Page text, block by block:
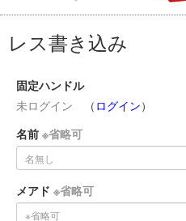
レス書き込み
固定ハンドル
未ログイン （ ログイン）
名前 ※省略可
メアド ※省略可